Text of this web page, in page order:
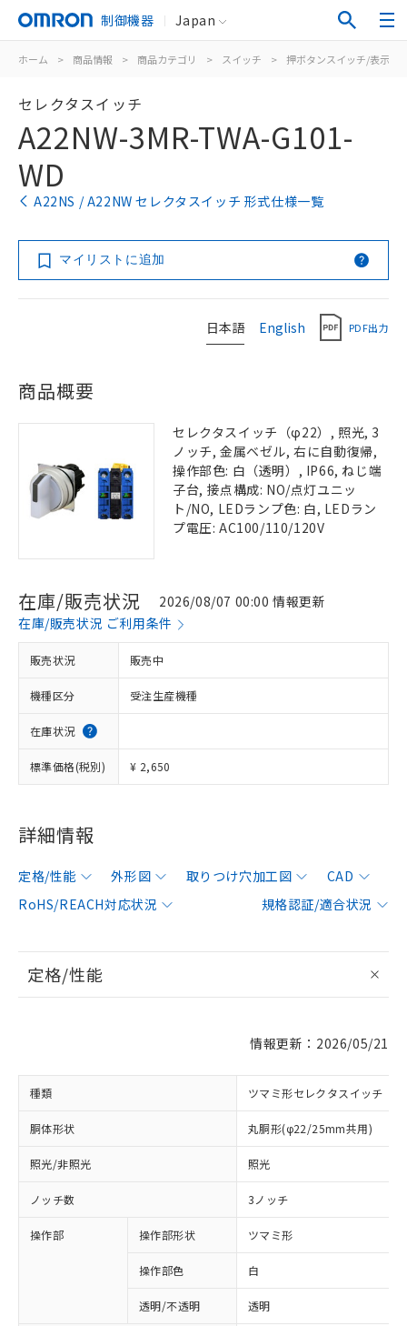
制御機器 Japan
ホーム > 商品情報 > 商品カテゴリ > スイッチ > 押ボタンスイッチ/表示灯
セレクタスイッチ
A22NW-3MR-TWA-G101-
WD
A22NS / A22NW セレクタスイッチ 形式仕様一覧
マイリストに追加
日本語 English PDF出力
商品概要
セレクタスイッチ（φ22）, 照光, 3
ノッチ, 金属ベゼル, 右に自動復帰,
操作部色: 白（透明）, IP66, ねじ端
子台, 接点構成: NO/点灯ユニッ
ト/NO, LEDランプ色: 白, LEDラン
プ電圧: AC100/110/120V
在庫/販売状況
2026/08/07 00:00 情報更新
在庫/販売状況 ご利用条件
販売状況 販売中
機種区分 受注生産機種
在庫状況
標準価格(税別) ¥ 2,650
詳細情報
定格/性能 外形図 取りつけ穴加工図
CAD
RoHS/REACH対応状況
規格認証/適合状況
定格/性能
情報更新：2026/05/21
種類 ツマミ形セレクタスイッチ
胴体形状 丸胴形(φ22/25mm共用)
照光/非照光 照光
ノッチ数 3ノッチ
操作部 操作部形状 ツマミ形
操作部色 白
透明/不透明 透明